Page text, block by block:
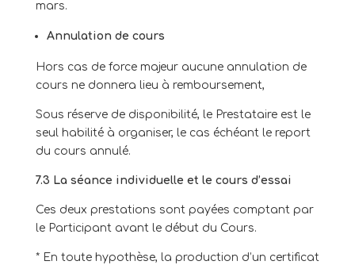
mars.
Annulation de cours
Hors cas de force majeur aucune annulation de
cours ne donnera lieu à remboursement,
Sous réserve de disponibilité, le Prestataire est le
seul habilité à organiser, le cas échéant le report
du cours annulé.
7.3 La séance individuelle et le cours d’essai
Ces deux prestations sont payées comptant par
le Participant avant le début du Cours.
* En toute hypothèse, la production d’un certificat